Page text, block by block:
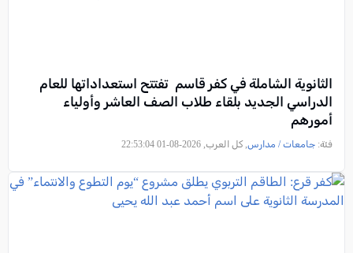
الثانوية الشاملة في كفر قاسم تفتتح استعداداتها للعام
الدراسي الجديد بلقاء طلاب الصف العاشر وأولياء
أمورهم
فئة: جامعات / مدارس , كل العرب, 2026-08-01 22:53:04